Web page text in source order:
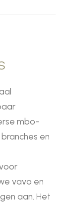
mbo-
en
vavo en
aan. Het